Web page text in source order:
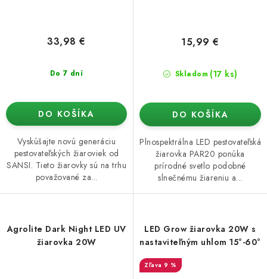
Do 7 dní
33,98 €
DO KOŠÍKA
Vyskúšajte novú generáciu
pestovateľských žiaroviek od
SANSI. Tieto žiarovky sú na trhu
považované za...
Skladom (17 ks)
15,99 €
DO KOŠÍKA
Plnospektrálna LED pestovateľská
žiarovka PAR20 ponúka
prírodné svetlo podobné
slnečnému žiareniu a...
Agrolite Dark Night LED UV
žiarovka 20W
LED Grow žiarovka 20W s
nastaviteľným uhlom 15°-60°
9 %